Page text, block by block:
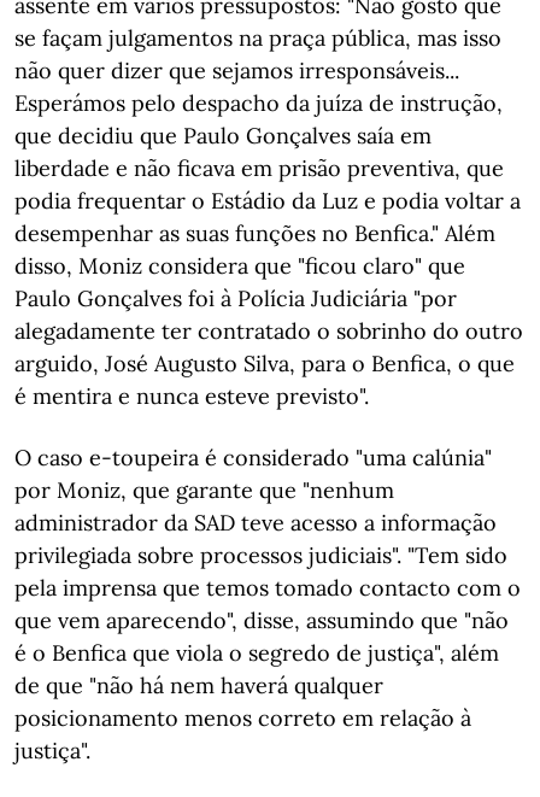
se façam julgamentos na praça pública, mas isso
não quer dizer que sejamos irresponsáveis...
Esperámos pelo despacho da juíza de instrução,
que decidiu que Paulo Gonçalves saía em
liberdade e não ficava em prisão preventiva, que
podia frequentar o Estádio da Luz e podia voltar a
desempenhar as suas funções no Benfica." Além
disso, Moniz considera que "ficou claro" que
Paulo Gonçalves foi à Polícia Judiciária "por
alegadamente ter contratado o sobrinho do outro
arguido, José Augusto Silva, para o Benfica, o que
é mentira e nunca esteve previsto".
O caso e-toupeira é considerado "uma calúnia"
por Moniz, que garante que "nenhum
administrador da SAD teve acesso a informação
privilegiada sobre processos judiciais". "Tem sido
pela imprensa que temos tomado contacto com o
que vem aparecendo", disse, assumindo que "não
é o Benfica que viola o segredo de justiça", além
de que "não há nem haverá qualquer
posicionamento menos correto em relação à
justiça".